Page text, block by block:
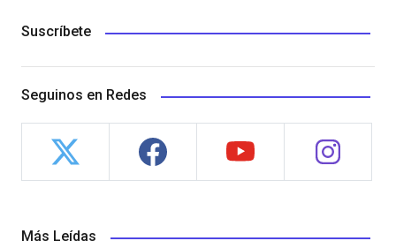
Suscríbete
Seguinos en Redes
Más Leídas